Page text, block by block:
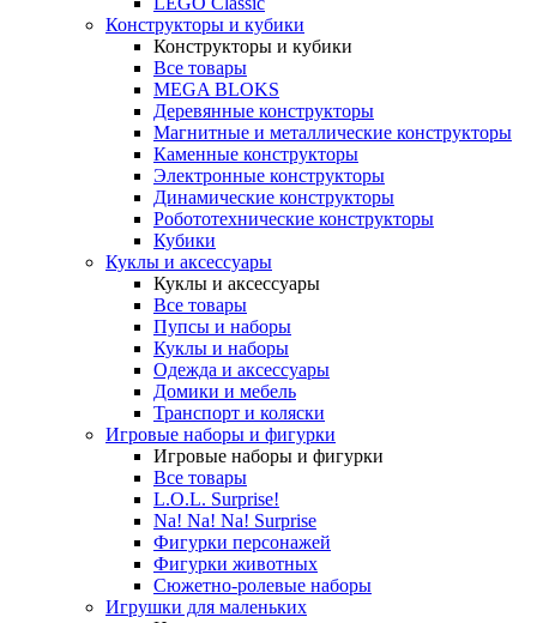
Конструкторы и кубики
Конструкторы и кубики
Все товары
MEGA BLOKS
Деревянные конструкторы
Магнитные и металлические конструкторы
Каменные конструкторы
Электронные конструкторы
Динамические конструкторы
Робототехнические конструкторы
Кубики
Куклы и аксессуары
Куклы и аксессуары
Все товары
Пупсы и наборы
Куклы и наборы
Одежда и аксессуары
Домики и мебель
Транспорт и коляски
Игровые наборы и фигурки
Игровые наборы и фигурки
Все товары
L.O.L. Surprise!
Na! Na! Na! Surprise
Фигурки персонажей
Фигурки животных
Сюжетно-ролевые наборы
Игрушки для маленьких